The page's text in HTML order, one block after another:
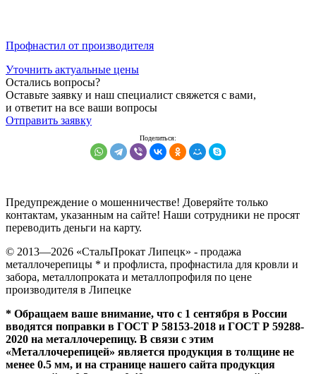
Профнастил от производителя
Уточнить актуальные цены
Остались вопросы?
Оставьте заявку и наш специалист свяжется с вами,
и ответит на все ваши вопросы
Отправить заявку
Предупреждение о мошенничестве! Доверяйте только
контактам, указанным на сайте! Наши сотрудники не просят
переводить деньги на карту.
© 2013—2026 «СтальПрокат Липецк» - продажа
металлочерепицы * и профлиста, профнастила для кровли и
забора, металлопроката и металлопрофиля по цене
производителя в Липецке
* Обращаем ваше внимание, что с 1 сентября в России
вводятся поправки в ГОСТ Р 58153-2018 и ГОСТ Р 59288-
2020 на металлочерепицу. В связи с этим
«Металлочерепицей» является продукция в толщине не
менее 0.5 мм, и на странице нашего сайта продукция